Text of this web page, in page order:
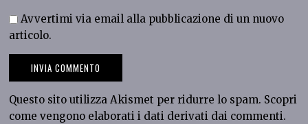
Avvertimi via email alla pubblicazione di un nuovo
articolo.
Questo sito utilizza Akismet per ridurre lo spam. Scopri
come vengono elaborati i dati derivati dai commenti.